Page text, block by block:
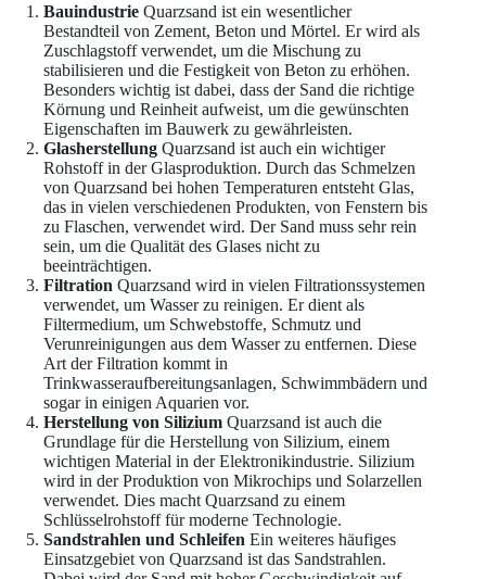
Bauindustrie Quarzsand ist ein wesentlicher
Bestandteil von Zement, Beton und Mörtel. Er wird als
Zuschlagstoff verwendet, um die Mischung zu
stabilisieren und die Festigkeit von Beton zu erhöhen.
Besonders wichtig ist dabei, dass der Sand die richtige
Körnung und Reinheit aufweist, um die gewünschten
Eigenschaften im Bauwerk zu gewährleisten.
Glasherstellung Quarzsand ist auch ein wichtiger
Rohstoff in der Glasproduktion. Durch das Schmelzen
von Quarzsand bei hohen Temperaturen entsteht Glas,
das in vielen verschiedenen Produkten, von Fenstern bis
zu Flaschen, verwendet wird. Der Sand muss sehr rein
sein, um die Qualität des Glases nicht zu
beeinträchtigen.
Filtration Quarzsand wird in vielen Filtrationssystemen
verwendet, um Wasser zu reinigen. Er dient als
Filtermedium, um Schwebstoffe, Schmutz und
Verunreinigungen aus dem Wasser zu entfernen. Diese
Art der Filtration kommt in
Trinkwasseraufbereitungsanlagen, Schwimmbädern und
sogar in einigen Aquarien vor.
Herstellung von Silizium Quarzsand ist auch die
Grundlage für die Herstellung von Silizium, einem
wichtigen Material in der Elektronikindustrie. Silizium
wird in der Produktion von Mikrochips und Solarzellen
verwendet. Dies macht Quarzsand zu einem
Schlüsselrohstoff für moderne Technologie.
Sandstrahlen und Schleifen Ein weiteres häufiges
Einsatzgebiet von Quarzsand ist das Sandstrahlen.